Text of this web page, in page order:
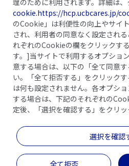
中学・高校生 青年・壮年
乾癬性関節炎
受け入れられな
＃治療・薬 ＃メン
理のために利用されます。詳細は
cookie.https://hcp.ucbcares.jp/
のCookie」は利便性の向上やサイ
され、利用者の同意なく設定され
れぞれのCookieの欄をクリックす
す。]当サイトで利用するオプショ
意する場合は、以下の「全て同意
い。「全て拒否する」をクリック
は何も設定されません。各オプシ
する場合は、下記のそれぞれの
定後、「選択を確認する」をクリッ
全て拒否
選択を確認